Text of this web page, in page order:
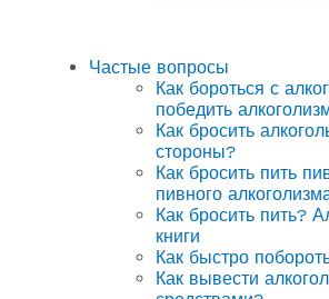
Частые вопросы
Как бороться с
победить
Как бросить
стороны?
Как бросить пить
пивного
Как бросить пить?
книги
Как быстро
Как вывести